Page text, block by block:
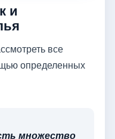
и
все
определенных
множество